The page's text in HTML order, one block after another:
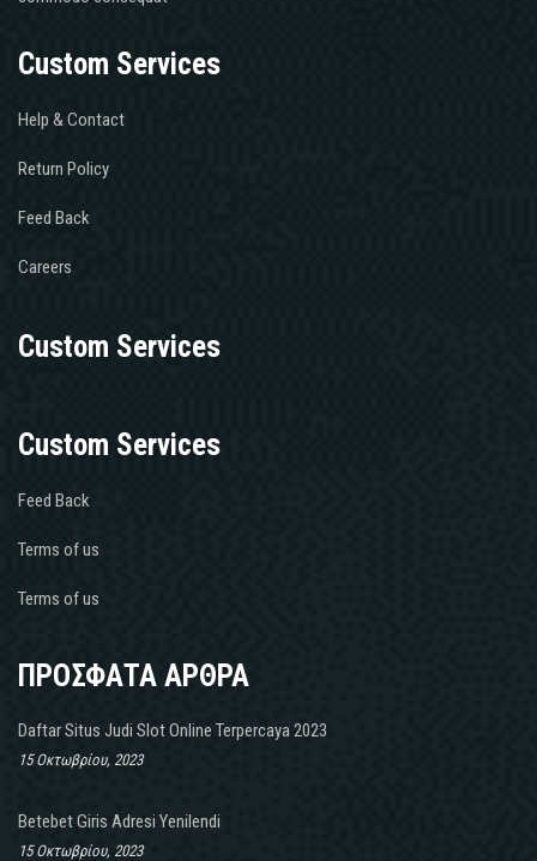
Custom Services
Help & Contact
Return Policy
Feed Back
Careers
Custom Services
Custom Services
Feed Back
Terms of us
Terms of us
ΠΡΟΣΦΑΤΑ ΑΡΘΡΑ
Daftar Situs Judi Slot Online Terpercaya 2023
15 Οκτωβρίου, 2023
Betebet Giris Adresi Yenilendi
15 Οκτωβρίου, 2023